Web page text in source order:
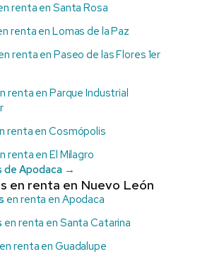
renta en Santa Rosa
renta en Lomas de la Paz
renta en Paseo de las Flores 1er
renta en Parque Industrial
renta en Cosmópolis
renta en El Milagro
de Apodaca →
en renta en Nuevo León
en renta en Apodaca
en renta en Santa Catarina
en renta en Guadalupe